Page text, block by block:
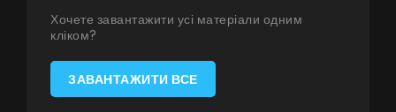
Контакти
UA|
Хочете завантажити усі матеріали одним
кліком?
ЗАВАНТАЖИТИ ВСЕ